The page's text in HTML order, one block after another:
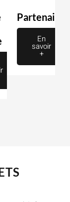
Partenaire
En
savoir
+